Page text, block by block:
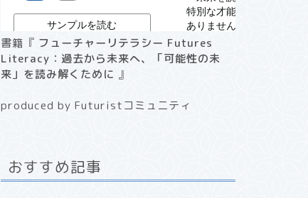
書籍『 フューチャーリテラシー Futures
Literacy：過去から未来へ、「可能性の未
来」を読み解くために 』
produced by Futuristコミュニティ
おすすめ記事